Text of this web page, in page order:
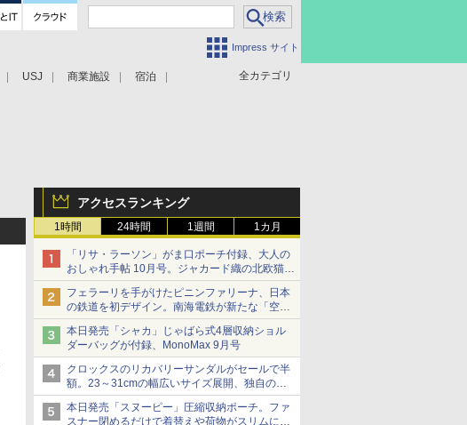
Impress サイト
全カテゴリ
USJ 商業施設 宿泊
アクセスランキング
1時間 24時間 1週間 1カ月
「リサ・ラーソン」がま口ポーチ付録、大人の
おしゃれ手帖 10月号。ジャカード織の北欧猫デ
ザイン
フェラーリを手がけたピニンファリーナ、日本
の鉄道を初デザイン。南海電鉄が新たな「空港
特急」をなにわ筋線へ導入
本日発売「シャカ」じゃばら式4層収納ショル
ダーバッグが付録、MonoMax 9月号
クロックスのリカバリーサンダルがセールで半
額。23～31cmの幅広いサイズ展開、独自のク
ッション素材を採用
本日発売「スヌーピー」圧縮収納ポーチ。ファ
スナー閉めるだけで着替えや荷物がスリムにま